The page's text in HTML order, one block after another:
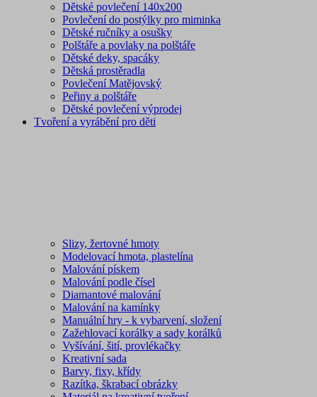
Dětské povlečení 140x200
Povlečení do postýlky pro miminka
Dětské ručníky a osušky
Polštáře a povlaky na polštáře
Dětské deky, spacáky
Dětská prostěradla
Povlečení Matějovský
Peřiny a polštáře
Dětské povlečení výprodej
Tvoření a vyrábění pro děti
Slizy, žertovné hmoty
Modelovací hmota, plastelína
Malování pískem
Malování podle čísel
Diamantové malování
Malování na kamínky
Manuální hry - k vybarvení, složení
Zažehlovací korálky a sady korálků
Vyšívání, šití, provlékačky
Kreativní sada
Barvy, fixy, křídy
Razítka, škrabací obrázky